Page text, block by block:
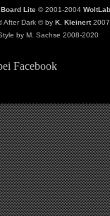
Lite© 2001-2004
After Dark © by K. Kleinert2007
by M. Sachse 2008-2020
Facebook